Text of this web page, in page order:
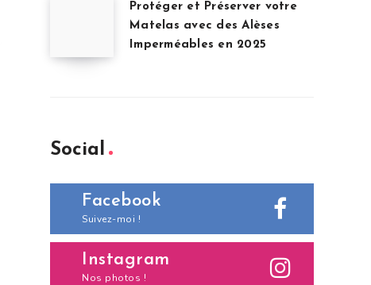
Protéger et Préserver votre
Matelas avec des Alèses
Imperméables en 2025
Social
Facebook
Suivez-moi !
Instagram
Nos photos !